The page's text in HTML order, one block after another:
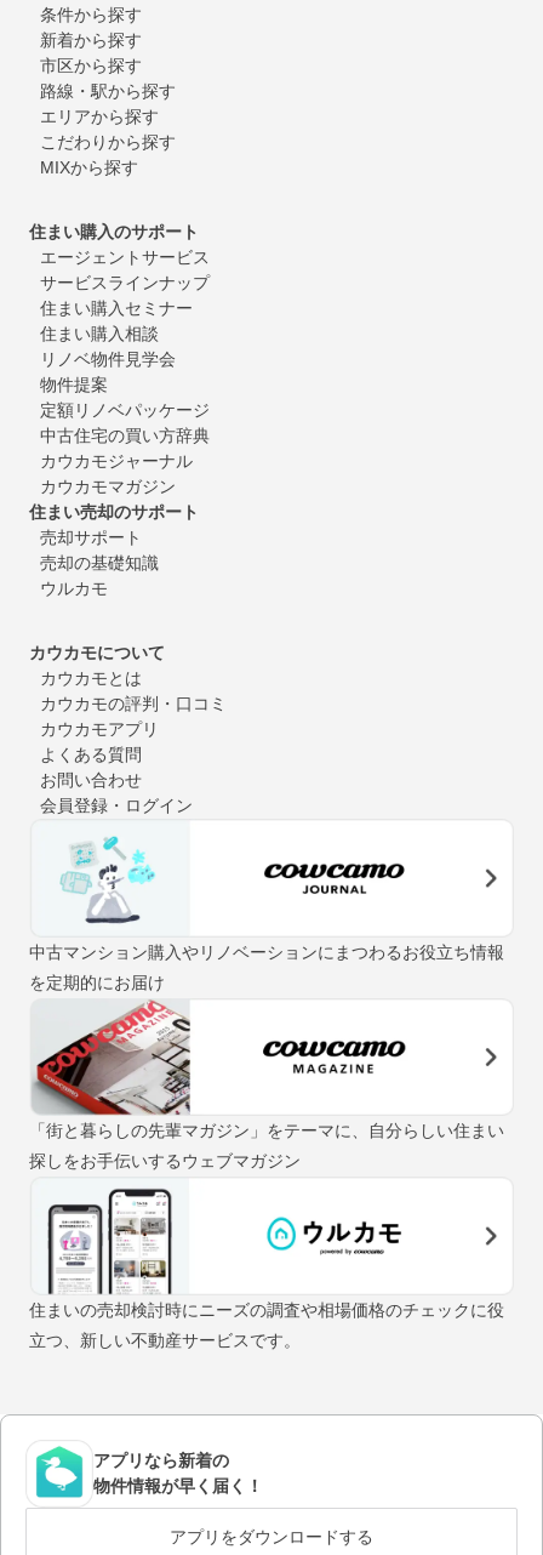
条件から探す
新着から探す
市区から探す
路線・駅から探す
エリアから探す
こだわりから探す
MIXから探す
住まい購入のサポート
エージェントサービス
サービスラインナップ
住まい購入セミナー
住まい購入相談
リノベ物件見学会
物件提案
定額リノベパッケージ
中古住宅の買い方辞典
カウカモジャーナル
カウカモマガジン
住まい売却のサポート
売却サポート
売却の基礎知識
ウルカモ
カウカモについて
カウカモとは
カウカモの評判・口コミ
カウカモアプリ
よくある質問
お問い合わせ
会員登録・ログイン
中古マンション購入やリノベーションにまつわるお役立ち情報
を定期的にお届け
「街と暮らしの先輩マガジン」をテーマに、自分らしい住まい
探しをお手伝いするウェブマガジン
住まいの売却検討時にニーズの調査や相場価格のチェックに役
立つ、新しい不動産サービスです。
アプリなら新着の
物件情報が早く届く！
アプリをダウンロードする